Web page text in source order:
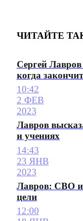
ЧИТАЙТЕ
Сергей Лавров
когда
10:42
2 ФЕВ
2023
Лавров
и учениях
14:43
23 ЯНВ
2023
Лавров: СВО
цели
12:00